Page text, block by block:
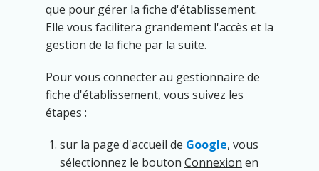
que pour gérer la fiche d'établissement.
Elle vous facilitera grandement l'accès et la
gestion de la fiche par la suite.
Pour vous connecter au gestionnaire de
fiche d'établissement, vous suivez les
étapes :
sur la page d'accueil de Google, vous
sélectionnez le bouton Connexion en